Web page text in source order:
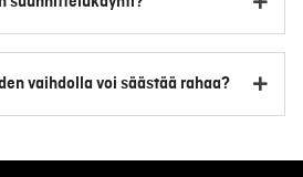
vaihdolla voi säästää rahaa?